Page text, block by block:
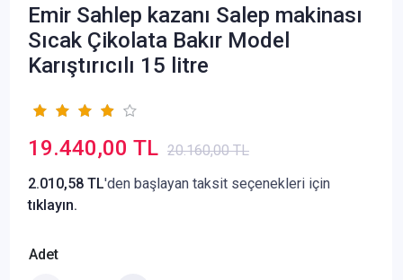
Emir Sahlep kazanı Salep makinası
Sıcak Çikolata Bakır Model
Karıştırıcılı 15 litre
19.440,00 TL 20.160,00 TL
2.010,58 TL'den başlayan taksit seçenekleri için
tıklayın.
Adet